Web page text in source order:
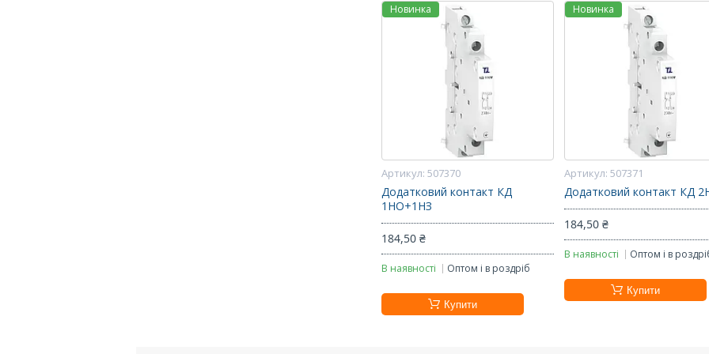
Новинка
507370
Додатковий контакт КД
1НО+1НЗ
184,50 ₴
В наявності Оптом і в роздріб
Купити
Новинка
507371
Додатковий контакт КД
184,50 ₴
В наявності Оптом і в
Купити